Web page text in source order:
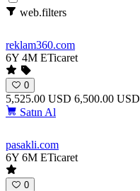
web.filters
reklam360.com
6Y 4M ETicaret
0
5,525.00 USD 6,500.00 USD
Satın Al
pasakli.com
6Y 6M ETicaret
0